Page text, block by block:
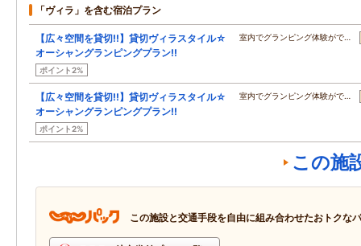
「ヴィラ」を含む宿泊プラン
【広々空間を貸切!!】貸切ヴィラスタイル☆
オーシャングランピングプラン!!
ポイント2%
室内でグランピング体験がで…
【広々空間を貸切!!】貸切ヴィラスタイル☆
オーシャングランピングプラン!!
ポイント2%
室内でグランピング体験がで…
この施
この施設と交通手段を自由に組み合わせたおトクな